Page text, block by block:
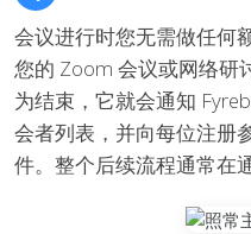
会议进行时您无需做任何
您的 Zoom 会议或网络研
为结束，它就会通知
会者列表，并向每位注册
件。整个后续流程通常在